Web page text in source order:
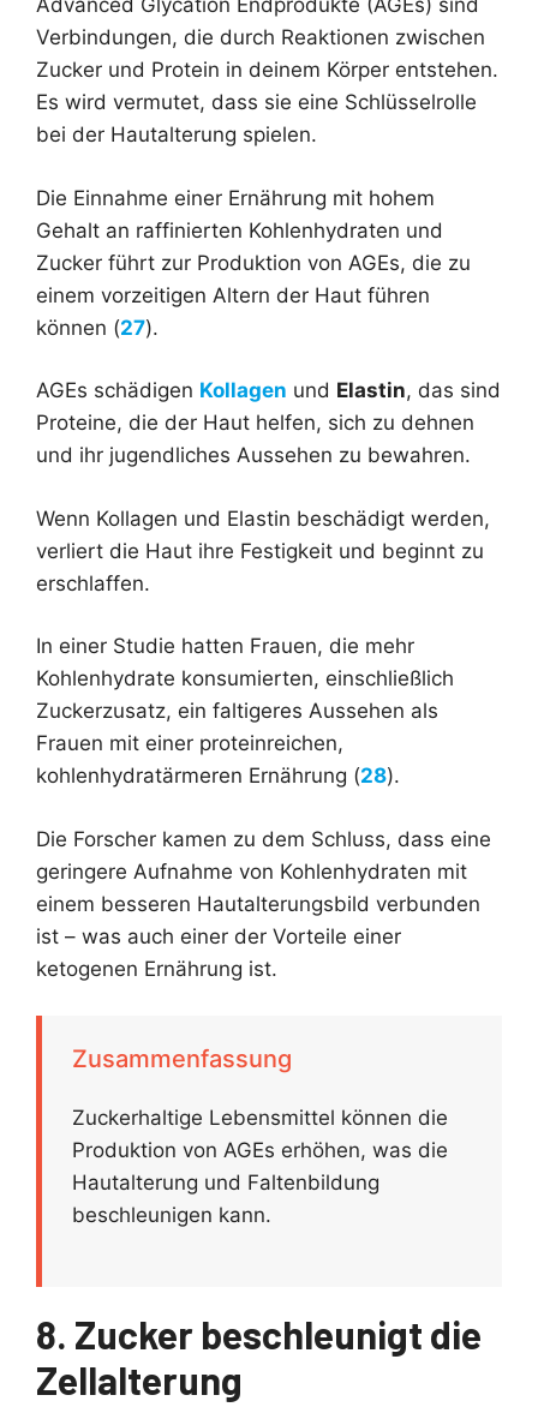
Advanced Glycation Endprodukte (AGEs) sind
Verbindungen, die durch Reaktionen zwischen
Zucker und Protein in deinem Körper entstehen.
Es wird vermutet, dass sie eine Schlüsselrolle
bei der Hautalterung spielen.
Die Einnahme einer Ernährung mit hohem
Gehalt an raffinierten Kohlenhydraten und
Zucker führt zur Produktion von AGEs, die zu
einem vorzeitigen Altern der Haut führen
können (27).
AGEs schädigen Kollagen und Elastin, das sind
Proteine, die der Haut helfen, sich zu dehnen
und ihr jugendliches Aussehen zu bewahren.
Wenn Kollagen und Elastin beschädigt werden,
verliert die Haut ihre Festigkeit und beginnt zu
erschlaffen.
In einer Studie hatten Frauen, die mehr
Kohlenhydrate konsumierten, einschließlich
Zuckerzusatz, ein faltigeres Aussehen als
Frauen mit einer proteinreichen,
kohlenhydratärmeren Ernährung (28).
Die Forscher kamen zu dem Schluss, dass eine
geringere Aufnahme von Kohlenhydraten mit
einem besseren Hautalterungsbild verbunden
ist – was auch einer der Vorteile einer
ketogenen Ernährung ist.
Zusammenfassung
Zuckerhaltige Lebensmittel können die
Produktion von AGEs erhöhen, was die
Hautalterung und Faltenbildung
beschleunigen kann.
8. Zucker beschleunigt die
Zellalterung